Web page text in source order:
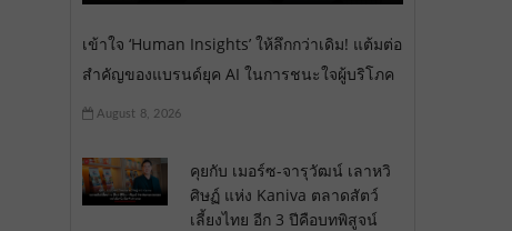
เข้าใจ ‘Human Insights’ ให้ลึกกว่าเดิม! แต้มต่อ
สำคัญของแบรนด์ยุค AI ในการชนะใจผู้บริโภค
August 8, 2026
คุยกับ เมอร์ซ-จารุวัฒน์ เลาหวิ
ศิษฏ์ แห่ง Kaniva ตลาดสัตว์
เลี้ยงไทย อีก 3 ปีคือบทพิสูจน์